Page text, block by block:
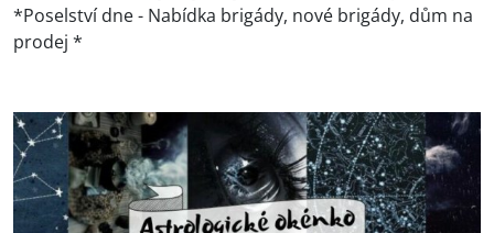
*Poselství dne - Nabídka brigády, nové brigády, dům na
prodej *